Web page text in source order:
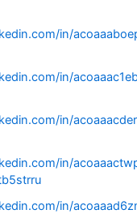
in/
in/
in/
in/
in/